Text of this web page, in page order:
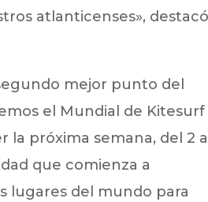
atlanticenses»,
mejor punto del
el Mundial de Kitesurf
la próxima semana, del 2
que comienza a
lugares del mundo para